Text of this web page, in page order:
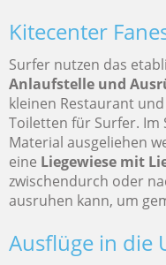
Kitecenter
Surfer nutzen das
Anlaufstelle und
kleinen Restaurant
Toiletten für Surfer.
Material ausgeliehen
eine Liegewiese mit
zwischendurch oder
ausruhen kann, um
Ausflüge in die